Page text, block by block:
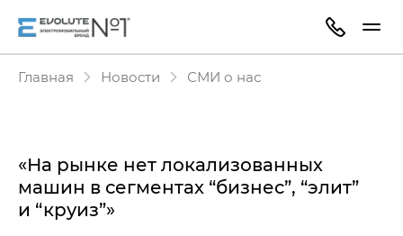
Главная Новости СМИ о нас
«На рынке нет локализованных
машин в сегментах “бизнес”, “элит”
и “круиз”»